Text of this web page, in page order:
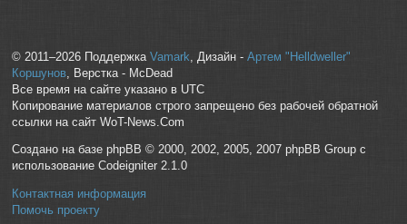
© 2011–2026 Поддержка Vamark , Дизайн - Артем "Helldweller"
Коршунов, Верстка - McDead
Все время на сайте указано в UTC
Копирование материалов строго запрещено без рабочей обратной
ссылки на сайт WoT-News.Com
Создано на базе phpBB © 2000, 2002, 2005, 2007 phpBB Group с
использование Codeigniter 2.1.0
Контактная информация
Помочь проекту